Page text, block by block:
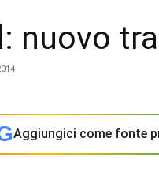
nuovo
Aggiungici come fonte